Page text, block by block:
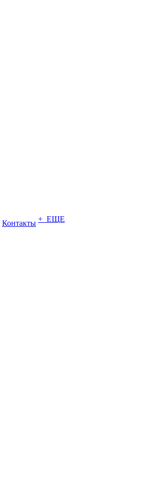
Контакты + ЕЩЕ